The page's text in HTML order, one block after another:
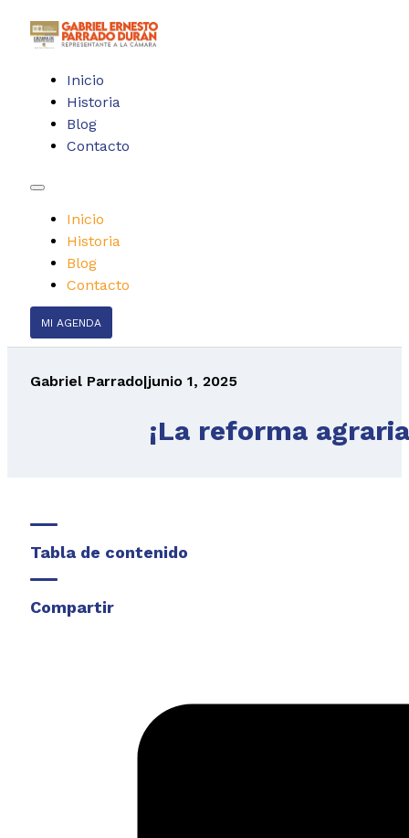
Inicio
Historia
Blog
Contacto
Inicio
Historia
Blog
Contacto
MI AGENDA
Gabriel Parrado|junio 1, 2025
¡La reforma
Tabla de contenido
Compartir